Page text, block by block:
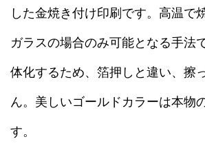
した金焼き付け印刷です。高温で
ガラスの場合のみ可能となる手法
体化するため、箔押しと違い、擦
ん。美しいゴールドカラーは本物
す。